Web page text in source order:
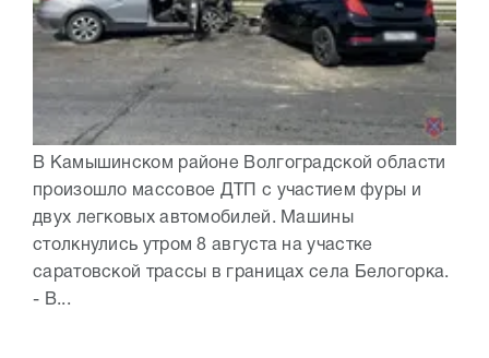
В Камышинском районе Волгоградской области
произошло массовое ДТП с участием фуры и
двух легковых автомобилей. Машины
столкнулись утром 8 августа на участке
саратовской трассы в границах села Белогорка.
- В...